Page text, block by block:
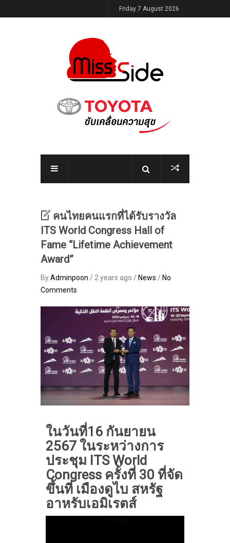
Friday 7 August 2026
คนไทยคนแรกที่ได้รับรางวัล
ITS World Congress Hall of
Fame “Lifetime Achievement
Award”
ByAdminpoon / 2 years ago / News / No
Comments
ในวันที่16 กันยายน
2567 ในระหว่างการ
ประชุม ITS World
Congress ครั้งที่ 30 ที่จัด
ขึ้นที่ เมืองดูไบ สหรัฐ
อาหรับเอมิเรตส์